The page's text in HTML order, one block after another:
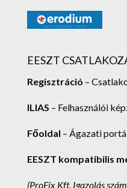
EESZT
Regisztráció –
ILIAS – Felhasználói
Főoldal – Ágazati
EESZT kompatibilis
(ProFix Kft. Igazolás